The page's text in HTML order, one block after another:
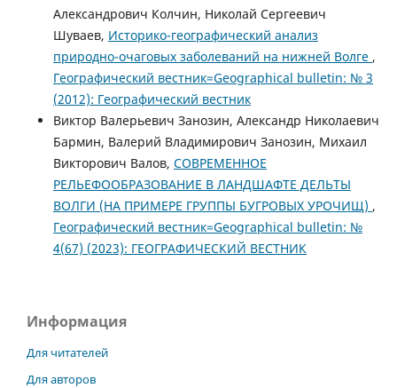
Александрович Колчин, Николай Сергеевич
Шуваев, Историко-географический анализ
природно-очаговых заболеваний на нижней Волге ,
Географический вестник=Geographical bulletin: № 3
(2012): Географический вестник
Виктор Валерьевич Занозин, Александр Николаевич
Бармин, Валерий Владимирович Занозин, Михаил
Викторович Валов, СОВРЕМЕННОЕ
РЕЛЬЕФООБРАЗОВАНИЕ В ЛАНДШАФТЕ ДЕЛЬТЫ
ВОЛГИ (НА ПРИМЕРЕ ГРУППЫ БУГРОВЫХ УРОЧИЩ) ,
Географический вестник=Geographical bulletin: №
4(67) (2023): ГЕОГРАФИЧЕСКИЙ ВЕСТНИК
Информация
Для читателей
Для авторов